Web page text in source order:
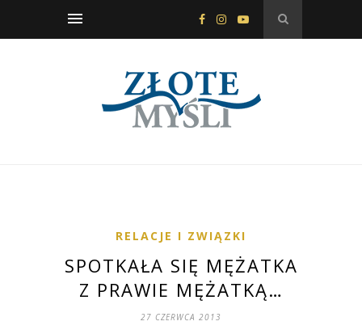
RELACJE I ZWIĄZKI
SPOTKAŁA SIĘ MĘŻATKA
Z PRAWIE MĘŻATKĄ…
27 CZERWCA 2013